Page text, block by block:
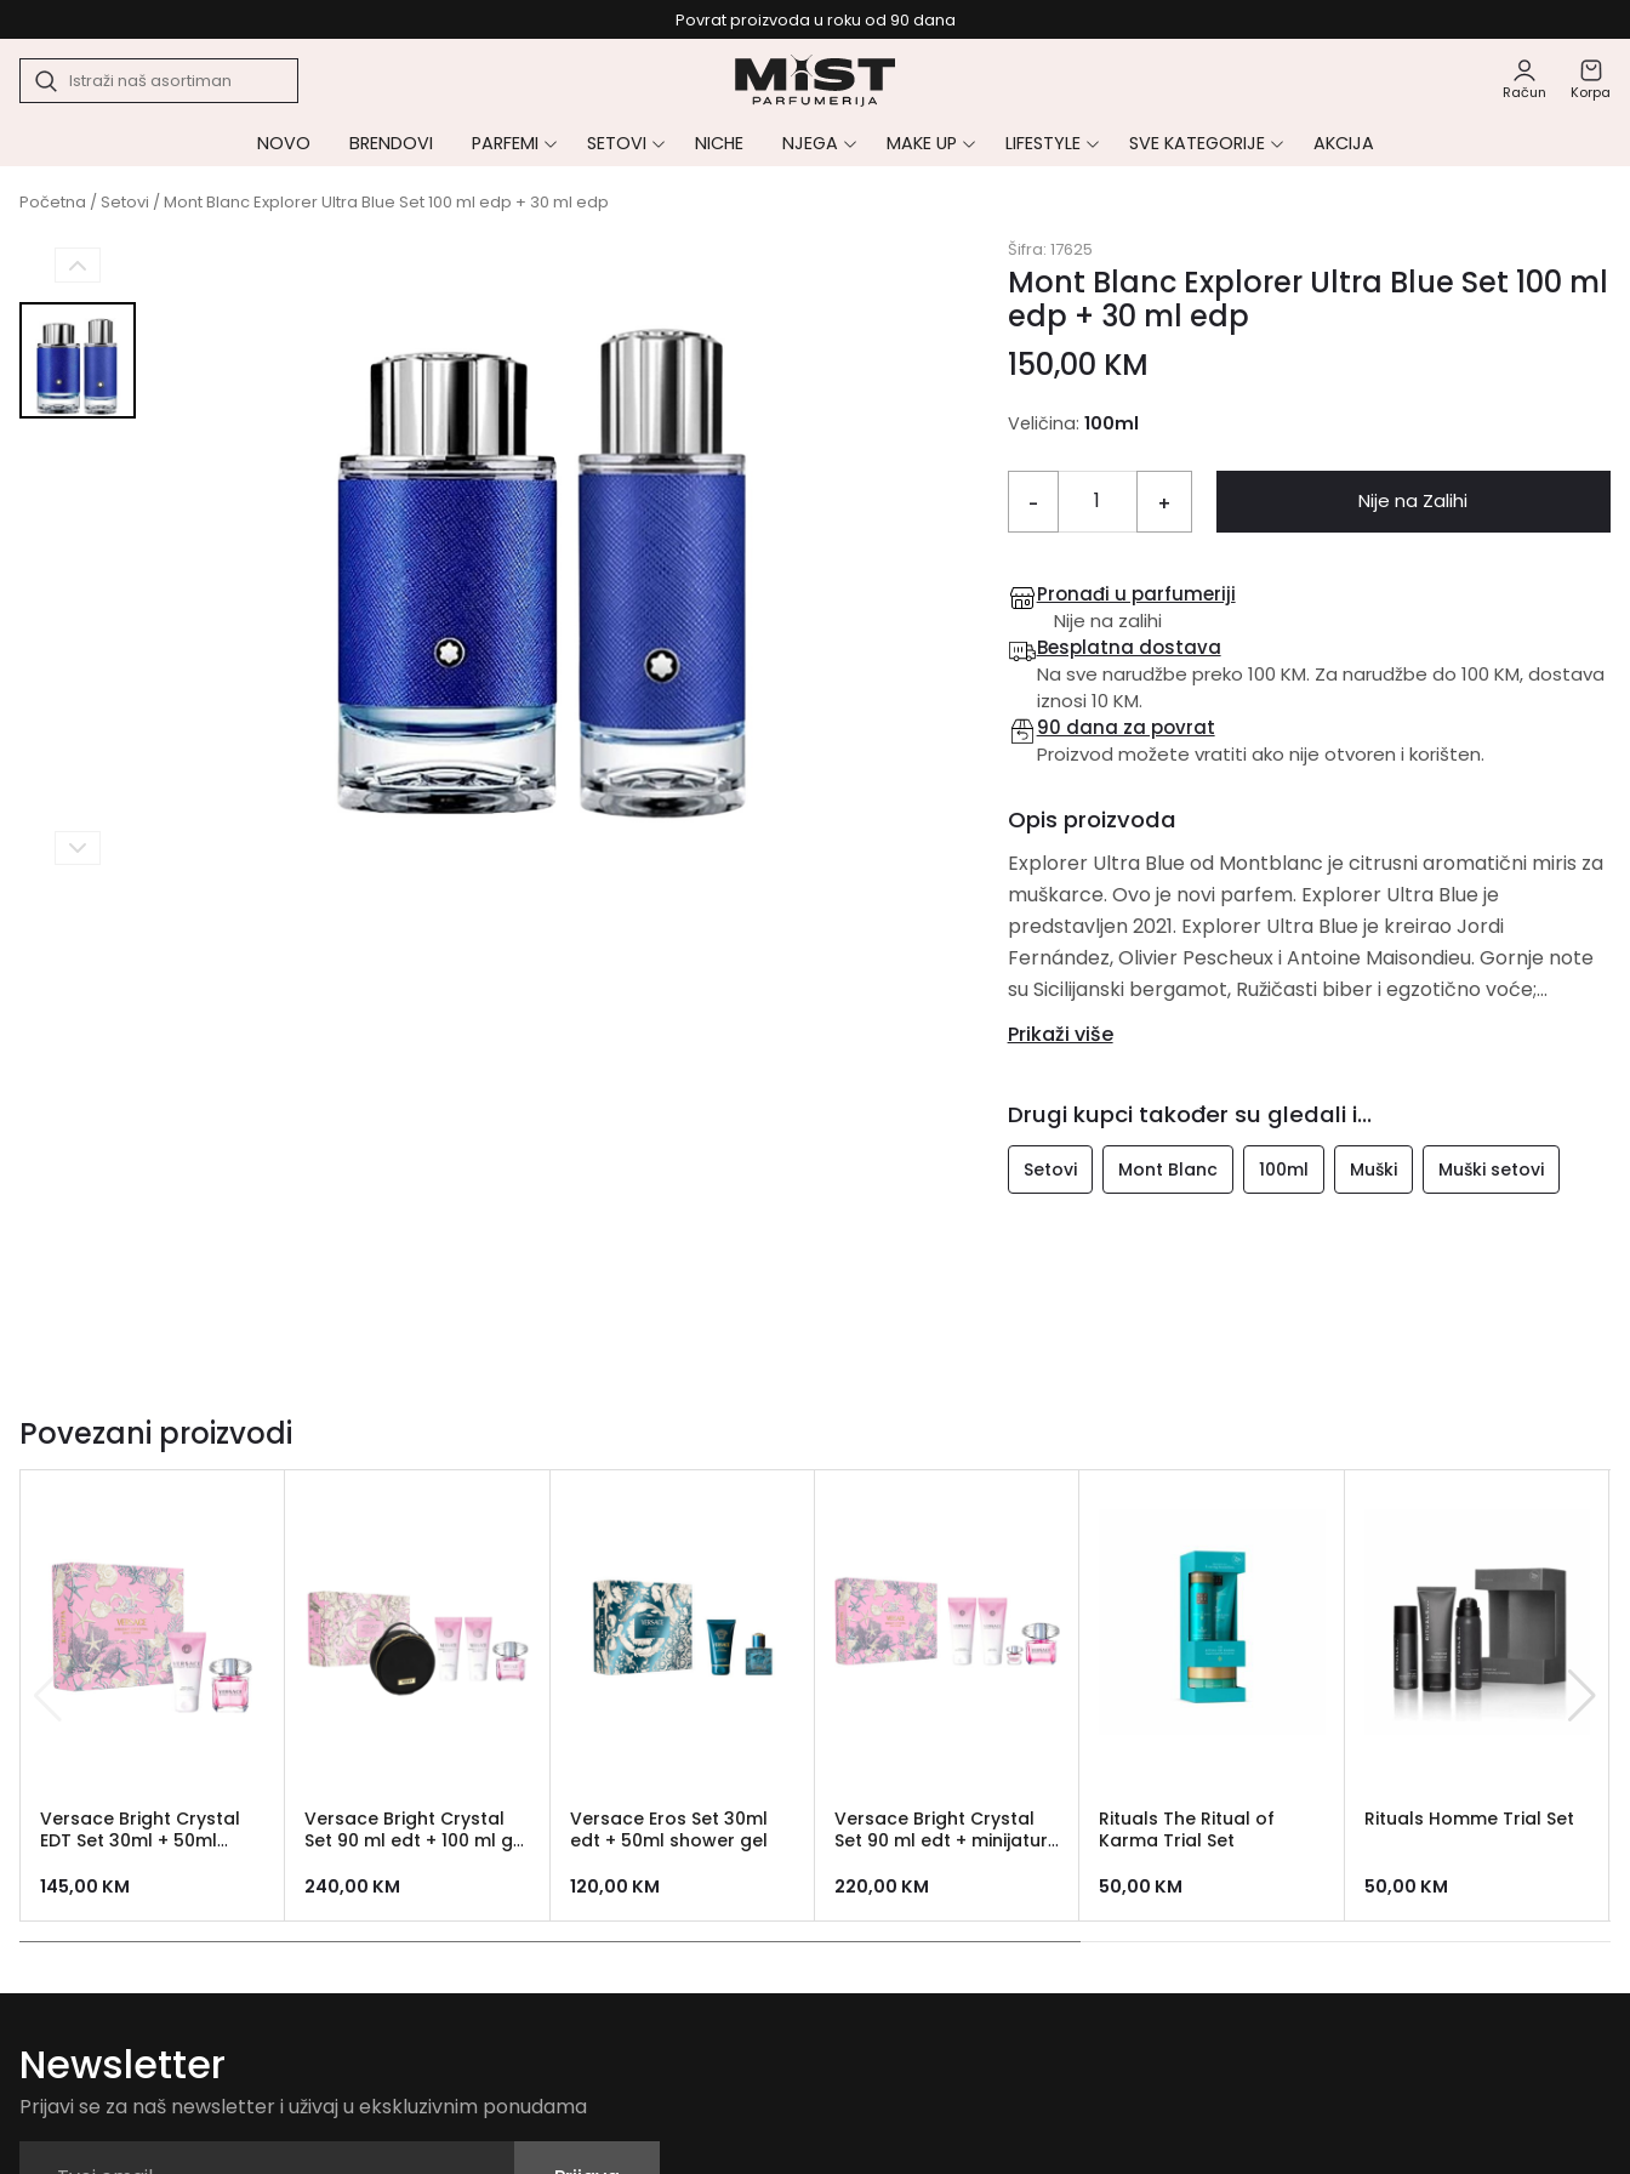
Povrat proizvoda u roku od 90 dana
Račun Korpa
NOVO BRENDOVI PARFEMI SETOVI NICHE NJEGA MAKE UP LIFESTYLE SVE KATEGORIJE AKCIJA
Početna / Setovi / Mont Blanc Explorer Ultra Blue Set 100 ml edp + 30 ml edp
Šifra: 17625
Mont Blanc Explorer Ultra Blue Set 100 ml
edp + 30 ml edp
150,00 KM
Veličina: 100ml
- + Nije na Zalihi
Pronađi u parfumeriji
Nije na zalihi
Besplatna dostava
Na sve narudžbe preko 100 KM. Za narudžbe do 100 KM, dostava
iznosi 10 KM.
90 dana za povrat
Proizvod možete vratiti ako nije otvoren i korišten.
Opis proizvoda
Explorer Ultra Blue od Montblanc je citrusni aromatični miris za
muškarce. Ovo je novi parfem. Explorer Ultra Blue je
predstavljen 2021. Explorer Ultra Blue je kreirao Jordi
Fernández, Olivier Pescheux i Antoine Maisondieu. Gornje note
su Sicilijanski bergamot, Ružičasti biber i egzotično voće;
srednje note su Morske note i Ambergris; bazne note su Drvene
note, pačuli i Koža.
Prikaži više
Drugi kupci također su gledali i...
Setovi Mont Blanc 100ml Muški Muški setovi
Povezani proizvodi
Versace Bright Crystal
EDT Set 30ml + 50ml
145,00 KM
Versace Bright Crystal
Set 90 ml edt + 100 ml gel
losion + Versace neseser
240,00 KM
Versace Eros Set 30ml
edt + 50ml shower gel
120,00 KM
Versace Bright Crystal
Set 90 ml edt + minijatura
ml gel za tusiranje + 5 ml
220,00 KM
Rituals The Ritual of
Karma Trial Set
50,00 KM
Rituals Homme Trial Set
50,00 KM
Newsletter
Prijavi se za naš newsletter i uživaj u ekskluzivnim ponudama